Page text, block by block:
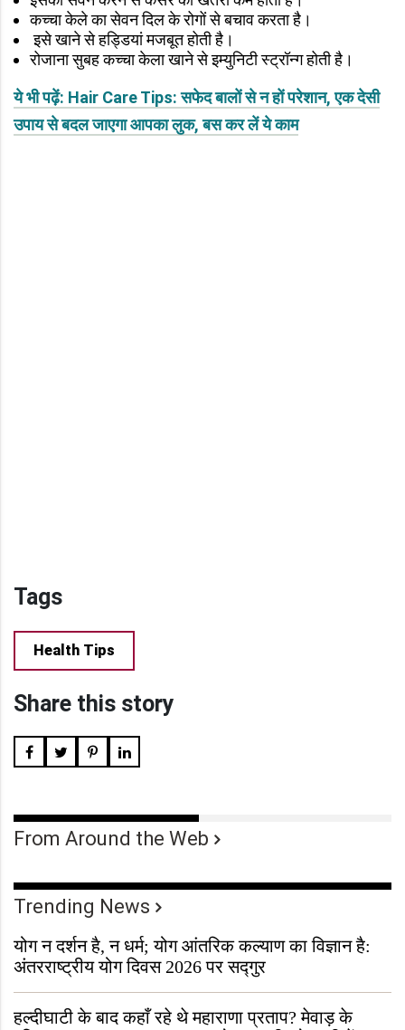
कच्चा केले का सेवन दिल के रोगों से बचाव करता है।
इसे खाने से हड्डियां मजबूत होती है।
रोजाना सुबह कच्चा केला खाने से इम्युनिटी स्ट्रॉन्ग होती है।
ये भी पढ़ें: Hair Care Tips: सफेद बालों से न हों परेशान, एक देसी
उपाय से बदल जाएगा आपका लुक, बस कर लें ये काम
Tags
Health Tips
Share this story
From Around the Web
Trending News
योग न दर्शन है, न धर्म; योग आंतरिक कल्याण का विज्ञान है:
अंतरराष्ट्रीय योग दिवस 2026 पर सद्गुर
हल्दीघाटी के बाद कहाँ रहे थे महाराणा प्रताप? मेवाड़ के